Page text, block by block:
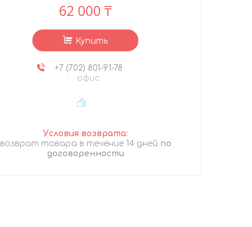
62 000 ₸
Купить
+7 (702) 801-91-78
офис
возврат товара в течение 14 дней по
договоренности